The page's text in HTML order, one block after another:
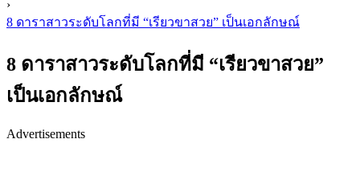
›
8 ดาราสาวระดับโลกที่มี “เรียวขาสวย” เป็นเอกลักษณ์
8 ดาราสาวระดับโลกที่มี “เรียวขาสวย”
เป็นเอกลักษณ์
Advertisements